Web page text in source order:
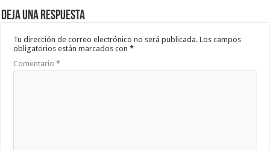
Deja una respuesta
Tu dirección de correo electrónico no será publicada. Los campos
obligatorios están marcados con*
Comentario*